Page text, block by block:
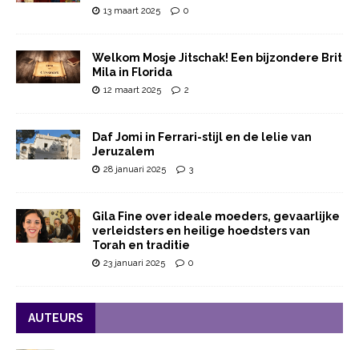
13 maart 2025 0
Welkom Mosje Jitschak! Een bijzondere Brit
Mila in Florida
12 maart 2025 2
Daf Jomi in Ferrari-stijl en de lelie van
Jeruzalem
28 januari 2025 3
Gila Fine over ideale moeders, gevaarlijke
verleidsters en heilige hoedsters van
Torah en traditie
23 januari 2025 0
AUTEURS